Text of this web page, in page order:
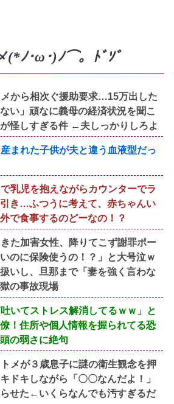
(*ﾉ･ω･)ﾉ⌒。ﾄﾞｿﾞ
から相次ぐ援助要求…15万出した
い」頑なに義母の経済状況を聞こ
怪しすぎる件 ←夫しっかりしろよ
産まれた子供が夫と違う血液型だっ
乳児を抱えながらカウンターでラ
き…ふつうに考えて、赤ちゃんい
で食事するのどーなの！？
た加害女性、降りてこず謝罪ポー
のに保険使うの！？」と大号泣ｗ
いし、旦那まで「妻を強く言わな
の事故現場
吐いてストレス解消してるｗｗ」と
！住所や個人情報を握られてる恐
の弱さに絶句
メが３歳息子に謎の衛生観念を押
ドキしながら「〇〇なんだよ！」
せた←いくらなんでも汚すぎるだ